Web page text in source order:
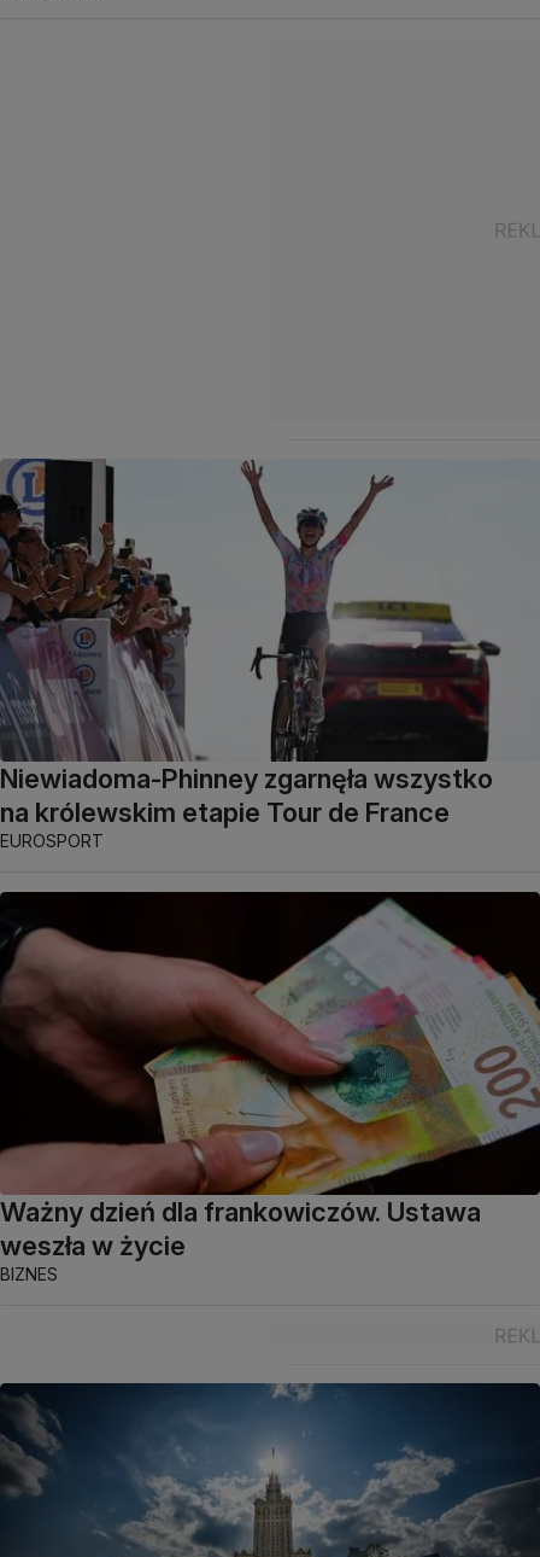
Niewiadoma-Phinney zgarnęła wszystko
na królewskim etapie Tour de France
EUROSPORT
Ważny dzień dla frankowiczów. Ustawa
weszła w życie
BIZNES